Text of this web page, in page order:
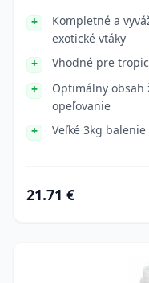
Kompletné a
exotické vtáky
Vhodné pre
Optimálny obsah
opeľovanie
Veľké 3kg
21.71 €